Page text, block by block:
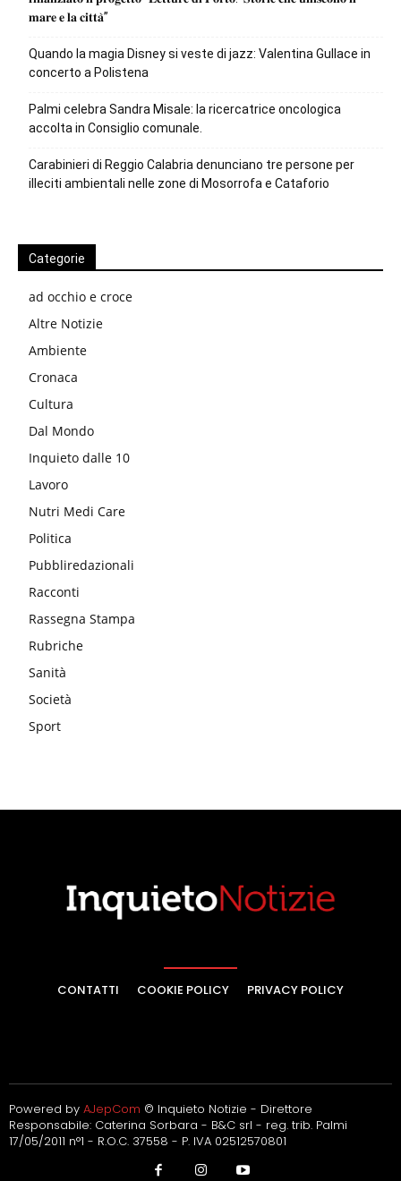
𝐦𝐚𝐫𝐞 𝐞 𝐥𝐚 𝐜𝐢𝐭𝐭𝐚̀”
Quando la magia Disney si veste di jazz: Valentina Gullace in
concerto a Polistena
Palmi celebra Sandra Misale: la ricercatrice oncologica
accolta in Consiglio comunale.
Carabinieri di Reggio Calabria denunciano tre persone per
illeciti ambientali nelle zone di Mosorrofa e Cataforio
Categorie
ad occhio e croce
Altre Notizie
Ambiente
Cronaca
Cultura
Dal Mondo
Inquieto dalle 10
Lavoro
Nutri Medi Care
Politica
Pubbliredazionali
Racconti
Rassegna Stampa
Rubriche
Sanità
Società
Sport
CONTATTI COOKIE POLICY PRIVACY POLICY
Powered by AJepCom © Inquieto Notizie - Direttore
Responsabile: Caterina Sorbara - B&C srl - reg. trib. Palmi
17/05/2011 n°1 - R.O.C. 37558 - P. IVA 02512570801